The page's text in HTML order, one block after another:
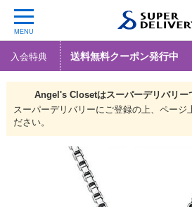
MENU
入会特典 送料無料クーポン発行中
Angel's Closetはスーパーデリバリー
スーパーデリバリーにご登録の上、ページ
ださい。